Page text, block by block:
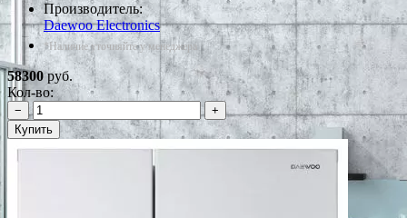
Производитель:
Daewoo Electronics
*Наличие уточняйте у менеджера
58300руб.
Кол-во:
−
+
Купить